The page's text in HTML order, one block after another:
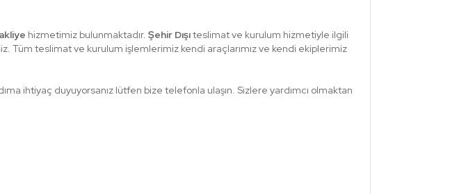
hizmetimiz bulunmaktadır. Şehir Dışıteslimat ve kurulum hizmetiyle ilgili
Tüm teslimat ve kurulum işlemlerimiz kendi araçlarımız ve kendi ekiplerimiz
ihtiyaç duyuyorsanız lütfen bize telefonla ulaşın. Sizlere yardımcı olmaktan